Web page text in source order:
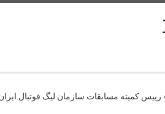
رییس کمیته مسابقات سازمان لیگ فوتبال